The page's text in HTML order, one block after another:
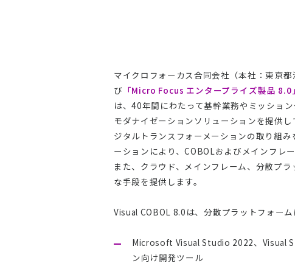
マイクロフォーカス合同会社（本社：東京
び 「Micro Focus エンタープライズ製品 8.0」
は、40年間にわたって基幹業務やミッショ
モダナイゼーションソリューションを提供
ジタルトランスフォーメーションの取り組
ーションにより、COBOLおよびメインフレ
また、クラウド、メインフレーム、分散プ
な手段を提供します。
Visual COBOL 8.0は、分散プラットフォー
Microsoft Visual Studio 2022、Visual
ン向け開発ツール